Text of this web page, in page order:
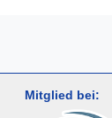
Mitglied bei: